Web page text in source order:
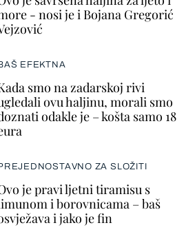
- nosi je i Bojana Gregorić
EFEKTNA
smo na zadarskoj rivi
ovu haljinu, morali smo
odakle je – košta samo 18
ZA SLOŽITI
je pravi ljetni tiramisu s
i borovnicama – baš
i jako je fin